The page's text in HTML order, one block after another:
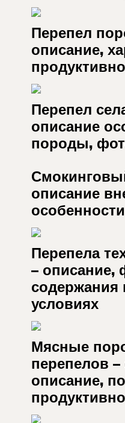
Перепел
описание,
Перепел
описание
породы,
описание
Перепела
–
условиях
Мясные
перепелов
описание,